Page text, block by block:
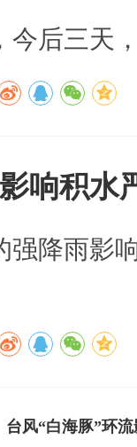
今后三天
响积水
强降雨影
台风“白海豚”环